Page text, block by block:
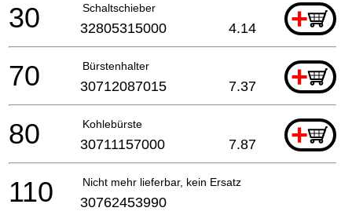
Schaltschieber +
30 32805315000 4.14
Bürstenhalter +
70 30712087015 7.37
Kohlebürste +
80 30711157000 7.87
Nicht mehr lieferbar, kein Ersatz
110 30762453990